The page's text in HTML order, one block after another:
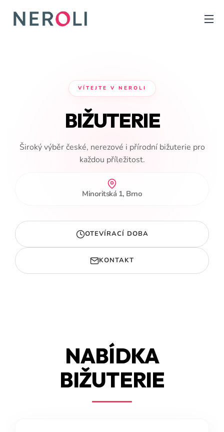
VÍTEJTE V NEROLI
BIŽUTERIE
Široký výběr české, nerezové i přírodní bižuterie pro
každou příležitost.
Minoritská 1, Brno
OTEVÍRACÍ DOBA
KONTAKT
NABÍDKA
BIŽUTERIE